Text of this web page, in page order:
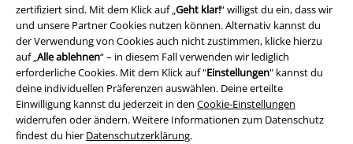
zertifiziert sind. Mit dem Klick auf „Geht klar!“ willigst du ein, dass wir
und unsere Partner Cookies nutzen können. Alternativ kannst du
der Verwendung von Cookies auch nicht zustimmen, klicke hierzu
auf „Alle ablehnen“ – in diesem Fall verwenden wir lediglich
erforderliche Cookies. Mit dem Klick auf "Einstellungen" kannst du
deine individuellen Präferenzen auswählen. Deine erteilte
Einwilligung kannst du jederzeit in den Cookie-Einstellungen
widerrufen oder ändern. Weitere Informationen zum Datenschutz
findest du hier Datenschutzerklärung.
Impressum
Datenschutz
Entsorgung und Umweltschutz
Konformitätserklärung